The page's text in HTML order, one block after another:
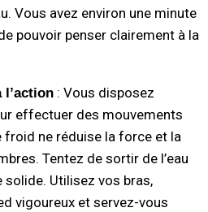
Vous avez environ une minute
pouvoir penser clairement à la
l’action : Vous disposez
effectuer des mouvements
ne réduise la force et la
Tentez de sortir de l’eau
solide. Utilisez vos bras,
vigoureux et servez-vous